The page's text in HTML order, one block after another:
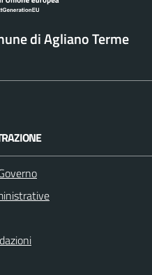
di Agliano Terme
s
a
g
r
m